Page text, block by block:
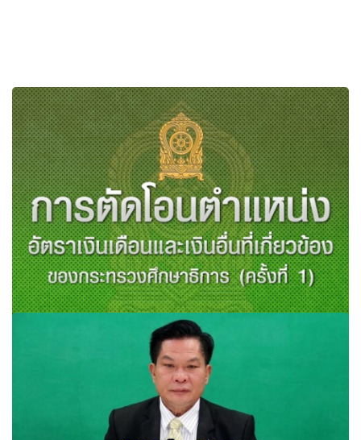
การตัดโอนตำแหน่ง อัตราเงินเดือนและเงินอื่นที่เกี่ยวข้องของ
กระทรวงศึกษาธิการ (ครั้งที่ 1)